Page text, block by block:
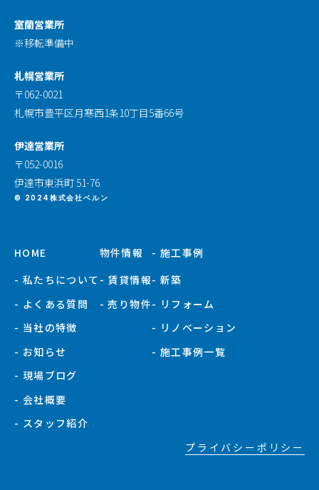
室蘭営業所
※移転準備中
札幌営業所
〒062-0021
札幌市豊平区月寒西1条10丁目5番66号
伊達営業所
〒052-0016
伊達市東浜町 51-76
© 2024株式会社ベルン
HOME
- 私たちについて
- よくある質問
- 当社の特徴
- お知らせ
- 現場ブログ
- 会社概要
- スタッフ紹介
物件情報
- 賃貸情報
- 売り物件
- 施工事例
- 新築
- リフォーム
- リノベーション
- 施工事例一覧
プライバシーポリシー